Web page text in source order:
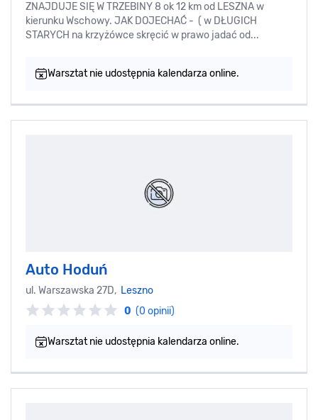
ZNAJDUJE SIĘ W TRZEBINY 8 ok 12 km od LESZNA w
kierunku Wschowy. JAK DOJECHAĆ - ( w DŁUGICH
STARYCH na krzyżówce skręcić w prawo jadać od...
Warsztat nie udostępnia kalendarza online.
Auto Hoduń
ul. Warszawska 27D, Leszno
0 (0 opinii)
Warsztat nie udostępnia kalendarza online.